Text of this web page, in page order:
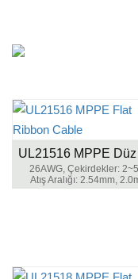
26AWG, Çekirdekler:
Atış Aralığı: 2.54mm,